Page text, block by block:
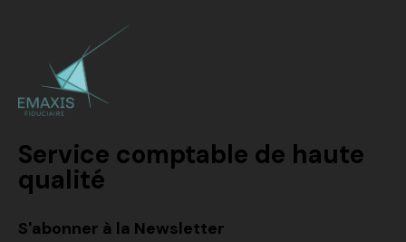
Service comptable de haute
qualité
S'abonner à la Newsletter